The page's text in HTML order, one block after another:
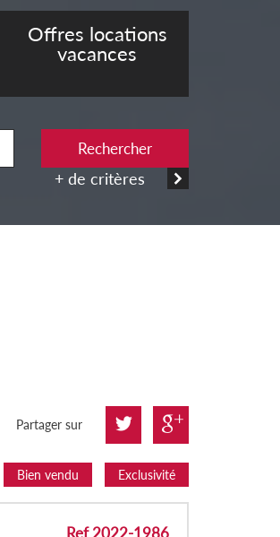
Offres locations
vacances
Rechercher
+ de critères
Partager sur
Bien vendu Exclusivité
Ref 2022-1986